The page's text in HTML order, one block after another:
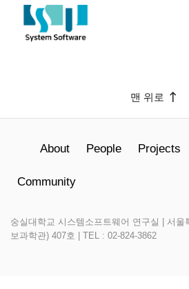
맨 위로
About People Projects
Community
숭실대학교 시스템소프트웨어 연구실 | 서울
보과학관) 407호 | TEL : 02-824-3862